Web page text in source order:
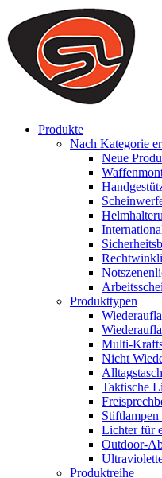
We use cookies to ensure
you a better experience. To
ACCEPT AND CLOSE
Produkte
Nach Kategorie
Neue
Produkttypen
Multi-
Nicht
Taktische
Lichter für
Outdoor-
Produktreihe